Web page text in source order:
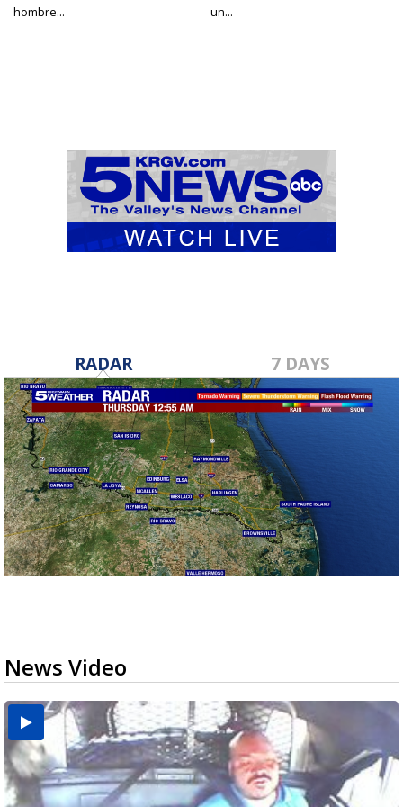
hombre...
un...
RADAR 7 DAYS
News Video